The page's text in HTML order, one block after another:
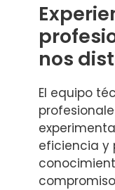
nos
El equipo
eficiencia y